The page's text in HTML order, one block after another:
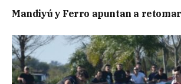
Mandiyú y Ferro apuntan a